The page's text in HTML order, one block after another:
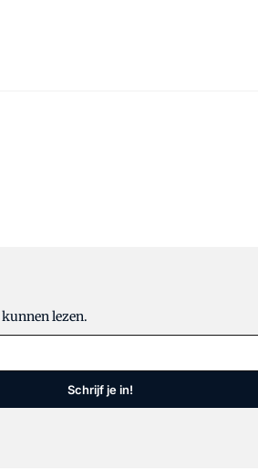
lezen.
Schrijf je in!